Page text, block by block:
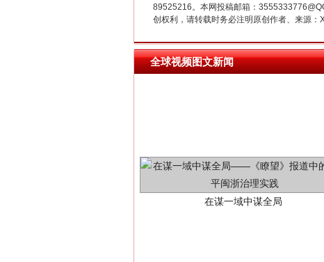
89525216。本网投稿邮箱：
创权利，请转载时务必注明原创作者、来源：
全球视频图文新闻